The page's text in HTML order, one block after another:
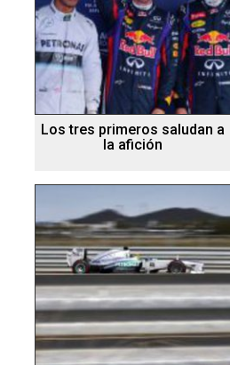
Los tres primeros saludan a
la afición